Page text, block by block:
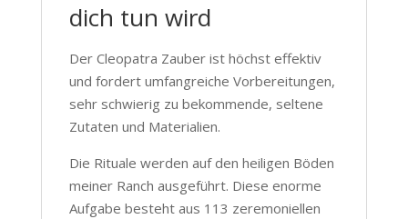
dich tun wird
Der Cleopatra Zauber ist höchst effektiv
und fordert umfangreiche Vorbereitungen,
sehr schwierig zu bekommende, seltene
Zutaten und Materialien.
Die Rituale werden auf den heiligen Böden
meiner Ranch ausgeführt. Diese enorme
Aufgabe besteht aus 113 zeremoniellen